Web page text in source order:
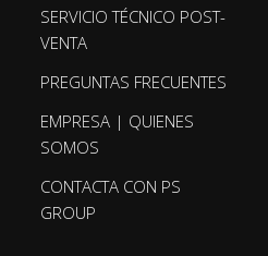
SERVICIO TÉCNICO POST-
VENTA
PREGUNTAS FRECUENTES
EMPRESA | QUIENES
SOMOS
CONTACTA CON PS
GROUP